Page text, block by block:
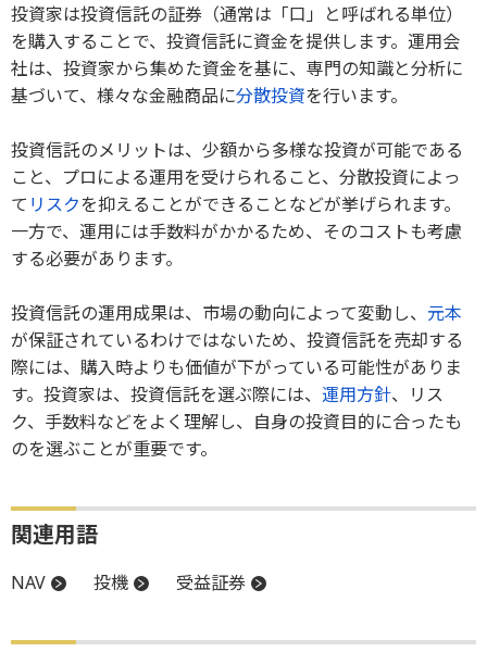
投資家は投資信託の証券（通常は「口」と呼ばれる単位）
を購入することで、投資信託に資金を提供します。運用会
社は、投資家から集めた資金を基に、専門の知識と分析に
基づいて、様々な金融商品に分散投資を行います。
投資信託のメリットは、少額から多様な投資が可能である
こと、プロによる運用を受けられること、分散投資によっ
て リスクを抑えることができることなどが挙げられます。
一方で、運用には手数料がかかるため、そのコストも考慮
する必要があります。
投資信託の運用成果は、市場の動向によって変動し、 元本
が保証されているわけではないため、投資信託を売却する
際には、購入時よりも価値が下がっている可能性がありま
す。投資家は、投資信託を選ぶ際には、 運用方針、リス
ク、手数料などをよく理解し、自身の投資目的に合ったも
のを選ぶことが重要です。
関連用語
NAV 投機 受益証券